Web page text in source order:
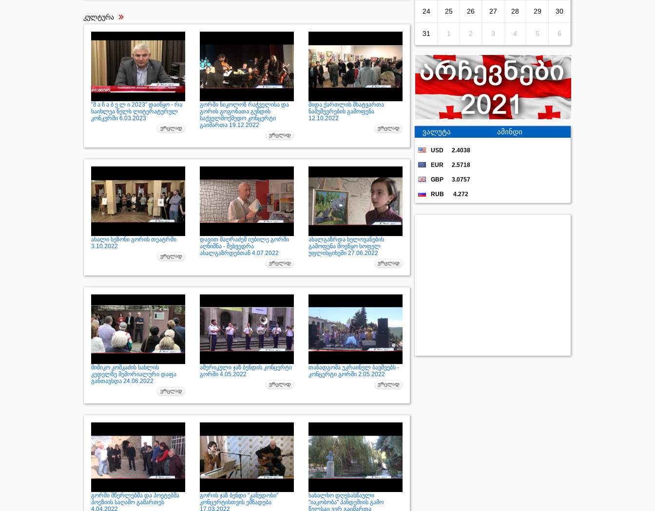
კულტურა
"მ ა ჩ ა ბ ე ლ ი 2023" დაიწყო - რა
საიხლეა წელს ლიტერატურულ
კონკურში 6.03.2023
გორში ნიკოლოზ რაჭველისა და
გორის გოგონათა გუნდის
საქველმოქმედო კონცერტი
გაიმართა 19.12.2022
შიდა ქართლის მხატვართა
ნამუშევრების გამოფენა
12.10.2022
ახალი სეზონი გორის თეატრში
3.10.2022
დავით მაღრაძემ იუბილე გორში
აღნიშნა - შეხვედრა
ახალგაზრდებთან 4.07.2022
ახალგაზრდა ხელოვანების
გამოფენა მოეწყო სოფელ
უფლისციხეში 27.06.2022
მიშიკო კოშკაძის სახლის
კედელზე მემორიალური დაფა
განთავსდა 24.06.2022
ამერიკული ჯაზ ბენდის კონცერტი
გორში 4.05.2022
თანადგომა უკრაინელ ბავშვებს -
კონცერტი გორში 2.05.2022
გორში მწერლებმა და პოეტებმა
პოეზიის საღამო გამართეს
4.04.2022
გორის ჯაზ ბენდი "კანუდოსი"
კონცერტისთვის ემზადება
17.03.2022
სახალხო დღესასწაული
"იაკობობა" პანდემიის გამო
წელსაც ვერ გაიმართა
24 25 26 27 28 29 30
31 1 2 3 4 5 6
ვალუტა ამინდი
USD 2.4038
EUR 2.5718
GBP 3.0757
RUB 4.272